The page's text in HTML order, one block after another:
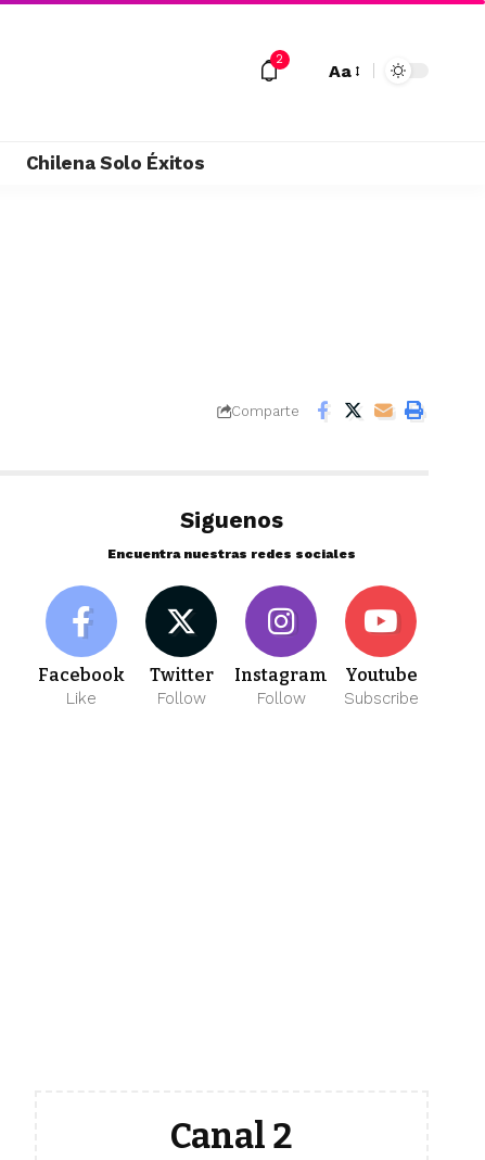
2
Aa
Chilena Solo Éxitos
Comparte
Siguenos
Encuentra nuestras redes sociales
Facebook
Like
Twitter
Follow
Instagram
Follow
Youtube
Subscribe
Canal 2